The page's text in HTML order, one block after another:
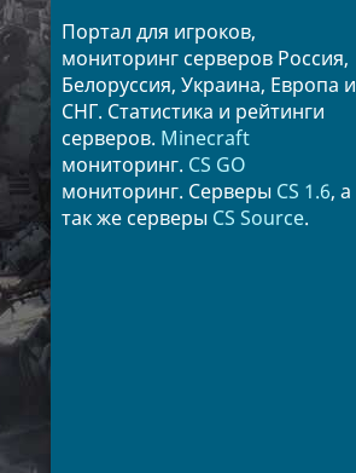
Портал для игроков,
мониторинг серверов Россия,
Белоруссия, Украина, Европа и
СНГ. Статистика и рейтинги
серверов. Minecraft
мониторинг. CS GO
мониторинг. Серверы CS 1.6, а
так же серверы CS Source.